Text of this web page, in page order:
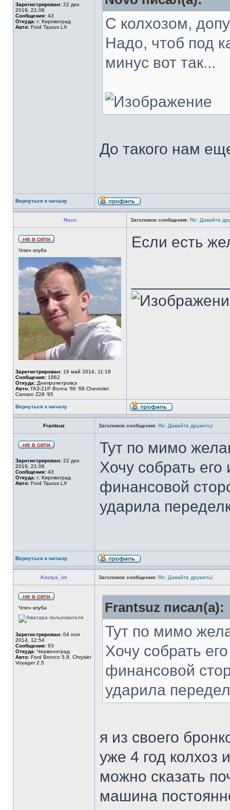
Зарегистрирован: 22 дек
2019, 21:06
Сообщения: 43
Откуда: г. Кировоград
Авто: Ford Taurus LX
С колхозом,
Надо, чтоб под
минус вот так...
До такого нам
Вернуться к началу
Novo Заголовок сообщения: Re: Давайте
Член клуба
Зарегистрирован: 16 май 2014, 11:18
Сообщения: 1862
Откуда: Днепропетровск
Авто: ГАЗ-21Р Волга '66 '68 Chevrolet
Camaro Z28 '95
Если есть
Вернуться к началу
Frantsuz Заголовок сообщения: Re: Давайте дружить)
Зарегистрирован: 22 дек
2019, 21:06
Сообщения: 43
Откуда: г. Кировоград
Авто: Ford Taurus LX
Тут по мимо
Хочу собрать
финансовой
ударила
Вернуться к началу
Kostya_im Заголовок сообщения: Re: Давайте дружить)
Член клуба
Зарегистрирован: 04 ноя
2014, 12:54
Сообщения: 93
Откуда: Червоноград
Авто: Ford Bronco 5.8, Chrysler
Voyager 2.5
Frantsuz писал(а):
Тут по мимо
Хочу собрать
финансовой
ударила
я из своего
уже 4 год колхоз
можно сказать
машина